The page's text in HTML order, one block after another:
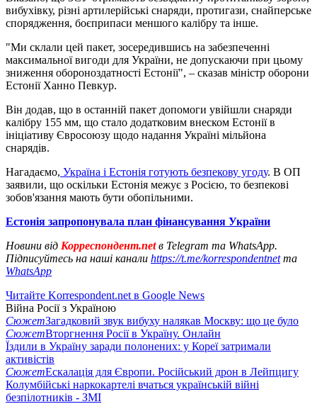
вибухівку, різні артилерійські снаряди, протигази, снайперське
спорядження, боєприпаси меншого калібру та інше.
"Ми склали цей пакет, зосередившись на забезпеченні
максимальної вигоди для України, не допускаючи при цьому
зниження обороноздатності Естонії", – сказав міністр оборони
Естонії Ханно Певкур.
Він додав, що в останній пакет допомоги увійшли снаряди
калібру 155 мм, що стало додатковим внеском Естонії в
ініціативу Євросоюзу щодо надання Україні мільйона
снарядів.
Нагадаємо, Україна і Естонія готують безпекову угоду. В ОП
заявили, що оскільки Естонія межує з Росією, то безпекові
зобов'язання мають бути обопільними.
Естонія запропонувала план фінансування України
Новини від Корреспондент.netв Telegram та WhatsApp.
Підписуйтесь на наші канали https://t.me/korrespondentnetта
WhatsApp
Читайте Korrespondent.net в Google News
Війна Росії з Україною
СюжетЗагадковий звук вибуху налякав Москву: що це було
СюжетВторгнення Росії в Україну. Онлайн
Їздили в Україну заради полонених: у Кореї затримали
активістів
СюжетЕскалація для Європи. Російський дрон в Лейпцигу
Колумбійські наркокартелі вчаться українській війні
безпілотників - ЗМІ